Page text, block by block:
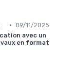
Maintenance infrastructures • 09/11/2025
avec un
en format